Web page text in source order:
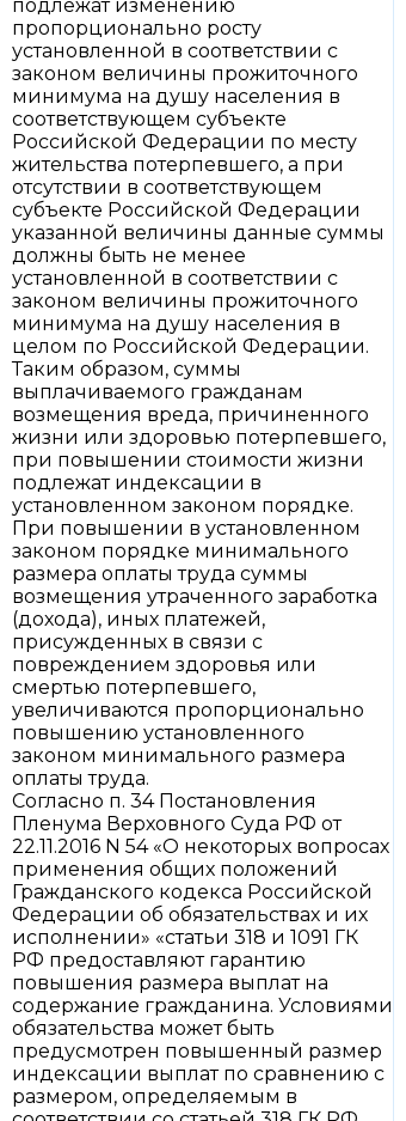
подлежат изменению
пропорционально росту
установленной в соответствии с
законом величины прожиточного
минимума на душу населения в
соответствующем субъекте
Российской Федерации по месту
жительства потерпевшего, а при
отсутствии в соответствующем
субъекте Российской Федерации
указанной величины данные суммы
должны быть не менее
установленной в соответствии с
законом величины прожиточного
минимума на душу населения в
целом по Российской Федерации.
Таким образом, суммы
выплачиваемого гражданам
возмещения вреда, причиненного
жизни или здоровью потерпевшего,
при повышении стоимости жизни
подлежат индексации в
установленном законом порядке.
При повышении в установленном
законом порядке минимального
размера оплаты труда суммы
возмещения утраченного заработка
(дохода), иных платежей,
присужденных в связи с
повреждением здоровья или
смертью потерпевшего,
увеличиваются пропорционально
повышению установленного
законом минимального размера
оплаты труда.
Согласно п. 34 Постановления
Пленума Верховного Суда РФ от
22.11.2016 N 54 «О некоторых вопросах
применения общих положений
Гражданского кодекса Российской
Федерации об обязательствах и их
исполнении» «статьи 318 и 1091 ГК
РФ предоставляют гарантию
повышения размера выплат на
содержание гражданина. Условиями
обязательства может быть
предусмотрен повышенный размер
индексации выплат по сравнению с
размером, определяемым в